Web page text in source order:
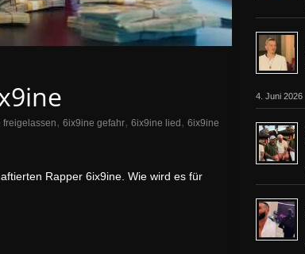
freigelassen, 6ix9ine gefahr, 6ix9ine lied , 6ix9ine
Rapper 6ix9ine. Wie wird es für
4. Juni 2026